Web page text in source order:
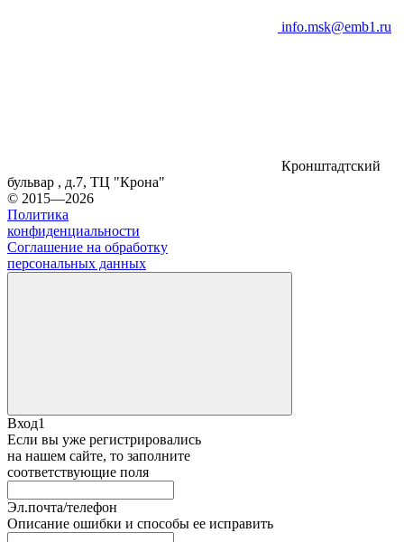
info.msk@emb1.ru
Кронштадтский
бульвар , д.7, ТЦ "Крона"
© 2015—2026
Политика
конфиденциальности
Соглашение на обработку
персональных данных
Вход1
Если вы уже регистрировались
на нашем сайте, то заполните
соответствующие поля
Эл.почта/телефон
Описание ошибки и способы ее исправить